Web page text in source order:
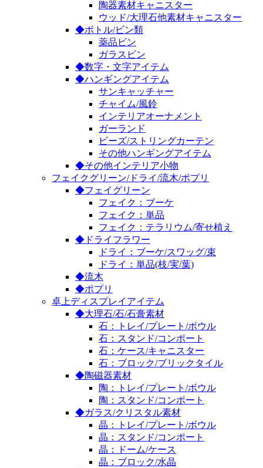
陶器素材キャニスター
ウッド/大理石他素材キャニスター
◆ボトル/ビン類
薬品ビン
ガラスビン
◆数字・文字アイテム
◆ハンギングアイテム
サンキャッチャー
チャイム/風鈴
インテリアオーナメント
ガーランド
ビーズ/ストリングカーテン
その他ハンギングアイテム
◆その他インテリア小物
フェイクグリーン/ドライ/流木/ポプリ
◆フェイグリーン
フェイク：ブーケ
フェイク：単品
フェイク：テラリウム/寄せ植え
◆ドライフラワー
ドライ：ブーケ/スワッグ/束
ドライ：単品(枝/実/葉)
◆流木
◆ポプリ
卓上ディスプレイアイテム
◆大理石/石/石膏素材
石：トレイ/プレート/ボウル
石：スタンド/コンポート
石：ケース/キャニスター
石：ブロック/ブリックタイル
◆陶磁器素材
陶：トレイ/プレート/ボウル
陶：スタンド/コンポート
◆ガラス/クリスタル素材
晶：トレイ/プレート/ボウル
晶：スタンド/コンポート
晶：ドーム/ケース
晶：ブロック/水晶